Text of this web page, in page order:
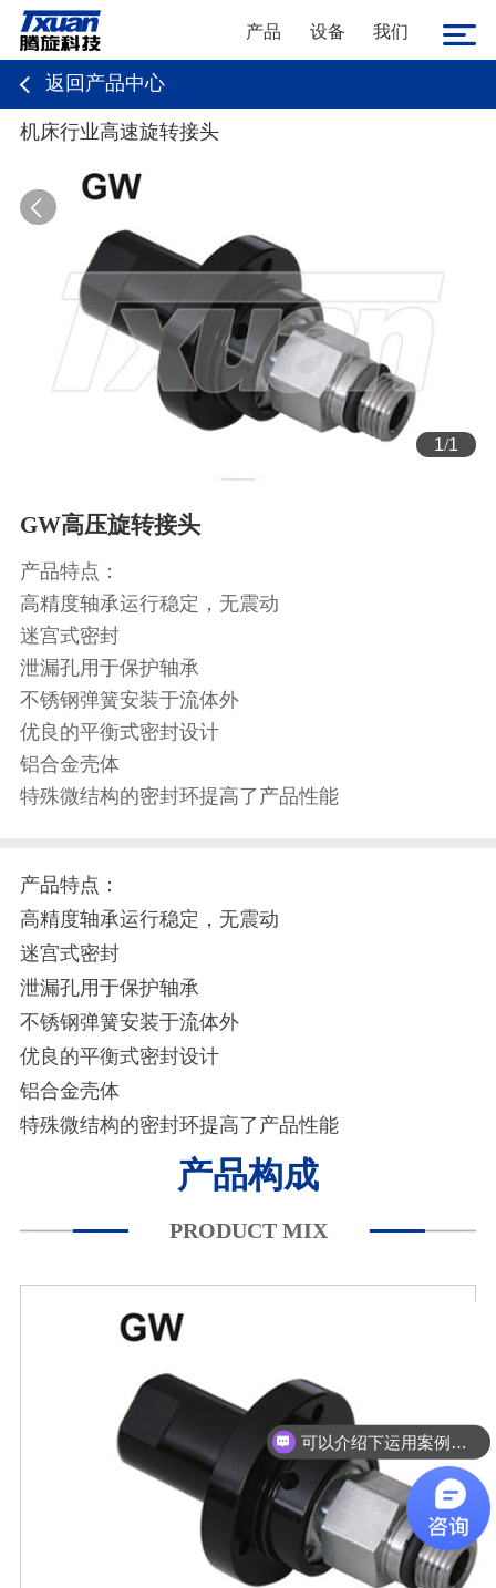
产品 设备 我们
返回产品中心
机床行业高速旋转接头
1/1
GW高压旋转接头
产品特点：
高精度轴承运行稳定，无震动
迷宫式密封
泄漏孔用于保护轴承
不锈钢弹簧安装于流体外
优良的平衡式密封设计
铝合金壳体
特殊微结构的密封环提高了产品性能
产品特点：
高精度轴承运行稳定，无震动
迷宫式密封
泄漏孔用于保护轴承
不锈钢弹簧安装于流体外
优良的平衡式密封设计
铝合金壳体
特殊微结构的密封环提高了产品性能
产品构成
PRODUCT MIX